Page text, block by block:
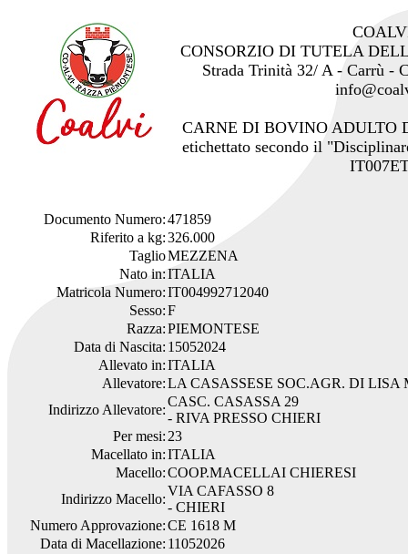
CONSORZIO DI TUTELA
Strada Trinità 32/ A - Carrù -
CARNE DI BOVINO ADULTO
etichettato secondo il
Documento Numero:471859
Riferito a kg:326.000
TaglioMEZZENA
Nato in:ITALIA
Matricola Numero:IT004992712040
Sesso:F
Razza:PIEMONTESE
Data di Nascita: 15052024
Allevato in:ITALIA
Allevatore:LA CASASSESE SOC.AGR. DI LISA
Indirizzo Allevatore:
CASC. CASASSA 29
- RIVA PRESSO CHIERI
Per mesi: 23
Macellato in:ITALIA
Macello:COOP.MACELLAI CHIERESI
Indirizzo Macello:
VIA CAFASSO 8
- CHIERI
Numero Approvazione:CE 1618 M
Data di Macellazione: 11052026